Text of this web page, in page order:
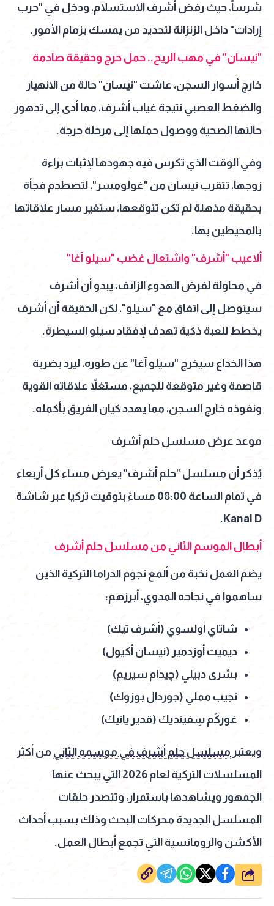
شرساً، حيث رفض أشرف الاستسلام، ودخل في "حرب
إرادات" داخل الزنزانة لتحديد من يمسك بزمام الأمور.
"نيسان" في مهب الريح.. حمل حرج وحقيقة صادمة
خارج أسوار السجن، عاشت "نيسان" حالة من الانهيار
والضغط العصبي نتيجة غياب أشرف، مما أدى إلى تدهور
حالتها الصحية ووصول حملها إلى مرحلة حرجة.
وفي الوقت الذي تكرس فيه جهودها لإثبات براءة
زوجها، تتقرب نيسان من "غولومسر"، لتصطدم فجأة
بحقيقة مذهلة لم تكن تتوقعها، ستغير مسار علاقاتها
بالمحيطين بها.
ألاعيب "أشرف" واشتعال غضب "سيلو آغا"
في محاولة لفرض الهدوء الزائف، يبدو أن أشرف
سيتوصل إلى اتفاق مع "سيلو"، لكن الحقيقة أن أشرف
يخطط للعبة ذكية تهدف لإفقاد سيلو السيطرة.
هذا الخداع سيخرج "سيلو آغا" عن طوره، ليرد بضربة
قاصمة وغير متوقعة للجميع، مستغلاً علاقاته القوية
ونفوذه خارج السجن، مما يهدد كيان الفريق بأكمله.
موعد عرض مسلسل حلم أشرف
يُذكر أن مسلسل "حلم أشرف" يعرض مساء كل أربعاء
في تمام الساعة 08:00 مساءً بتوقيت تركيا عبر شاشة
Kanal D.
أبطال الموسم الثاني من مسلسل حلم أشرف
يضم العمل نخبة من ألمع نجوم الدراما التركية الذين
ساهموا في نجاحه المدوي، أبرزهم:
شاتاي أولسوي (أشرف تيك)
ديميت أوزدمير (نيسان أكيول)
بشرى دبيلي (چيدام سيريم)
نجيب مملي (جوردال بوزوك)
غوركَم سِفينديك (قدير يانيك)
ويعتبر مسلسل حلم أشرف في موسمه الثاني من أكثر
المسلسلات التركية لعام 2026 التي يبحث عنها
الجمهور ويشاهدها باستمرار، وتتصدر حلقات
المسلسل الجديدة محركات البحث وذلك بسبب أحداث
الأكشن والرومانسية التي تجمع أبطال العمل.
شارك